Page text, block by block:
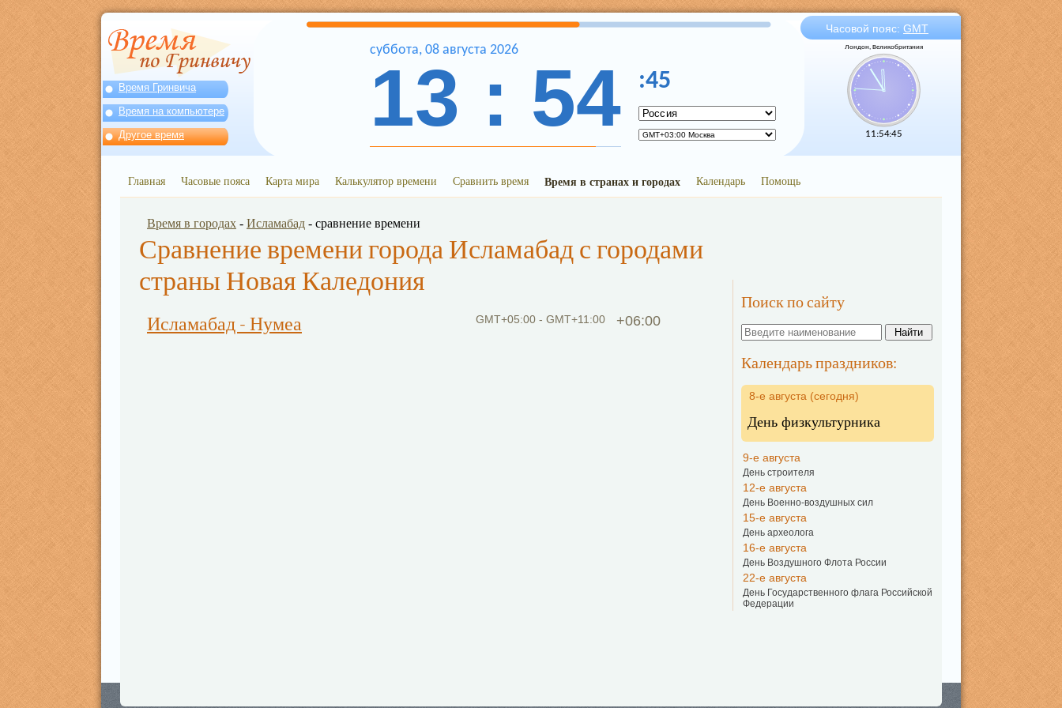
Время Гринвича
Время на компьютере
Другое время
Часовой пояс: GMT
Лондон, Великобритания
11:54:45
суббота, 08 августа 2026
13 : 54 :45
Главная Часовые пояса Карта мира Калькулятор времени Сравнить время Время в странах и городах Календарь Помощь
Поиск по сайту
Календарь праздников:
8-е августа (сегодня)
День физкультурника
9-е августа
День строителя
12-е августа
День Военно-воздушных сил
15-е августа
День археолога
16-е августа
День Воздушного Флота России
22-е августа
День Государственного флага Российской
Федерации
Время в городах - Исламабад - сравнение времени
Сравнение времени города Исламабад с городами
страны Новая Каледония
+06:00
GMT+05:00 - GMT+11:00
Исламабад - Нумеа